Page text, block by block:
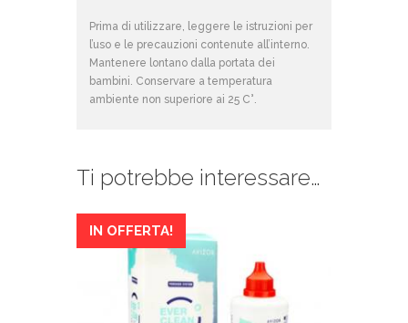
Prima di utilizzare, leggere le istruzioni per
l’uso e le precauzioni contenute all’interno.
Mantenere lontano dalla portata dei
bambini. Conservare a temperatura
ambiente non superiore ai 25 C°.
Ti potrebbe interessare…
IN OFFERTA!